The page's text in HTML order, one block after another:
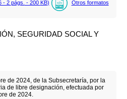
- 2 págs. - 200 KB) Otros formatos
SEGURIDAD SOCIAL Y
de 2024, de la Subsecretaría, por la
de libre designación, efectuada por
de 2024.